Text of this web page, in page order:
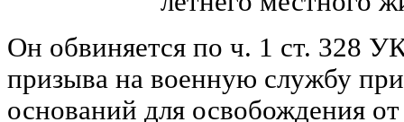
Он обвиняется по ч. 1 ст. 328
призыва на военную службу
оснований для освобождения